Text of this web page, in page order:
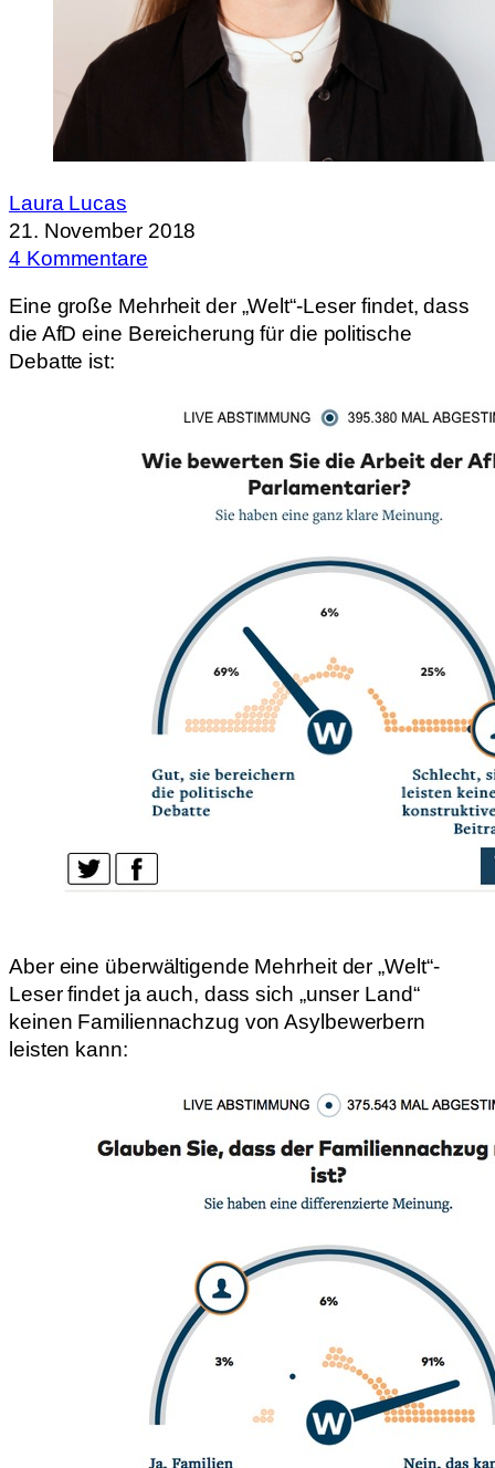
Laura Lucas
21. November 2018
4 Kommentare
Eine große Mehrheit der „Welt“-Leser findet, dass
die AfD eine Bereicherung für die politische
Debatte ist:
Aber eine überwältigende Mehrheit der „Welt“-
Leser findet ja auch, dass sich „unser Land“
keinen Familiennachzug von Asylbewerbern
leisten kann: